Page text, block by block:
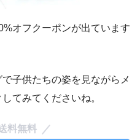
オフクーポンが出ています
子供たちの姿を見ながらメ
てみてくださいね。
料無料